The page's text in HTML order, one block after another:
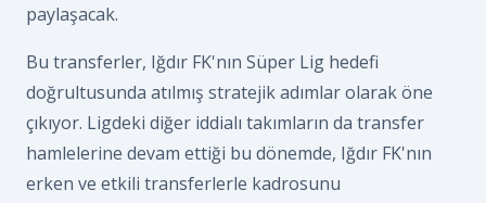
paylaşacak.
Bu transferler, Iğdır FK'nın Süper Lig hedefi
doğrultusunda atılmış stratejik adımlar olarak öne
çıkıyor. Ligdeki diğer iddialı takımların da transfer
hamlelerine devam ettiği bu dönemde, Iğdır FK'nın
erken ve etkili transferlerle kadrosunu